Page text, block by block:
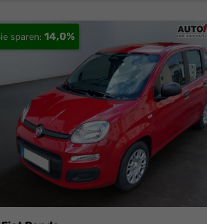
14,0%